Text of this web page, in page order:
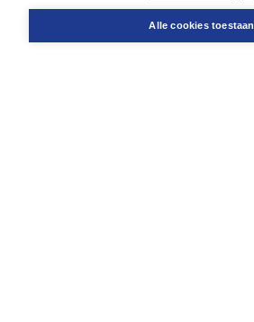
Alle cookies toestaan